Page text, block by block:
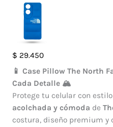
$ 29.450
📱 Case Pillow The North
Cada Detalle 🏔️
Protege tu celular con
acolchada y cómoda de
costura, diseño premium y
Case
Pillow
The
North
Face
Oppo